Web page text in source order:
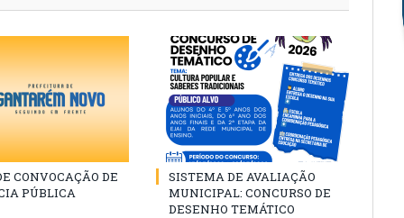
CONVOCAÇÃO DE
PÚBLICA
SISTEMA DE AVALIAÇÃO
MUNICIPAL: CONCURSO DE
DESENHO TEMÁTICO